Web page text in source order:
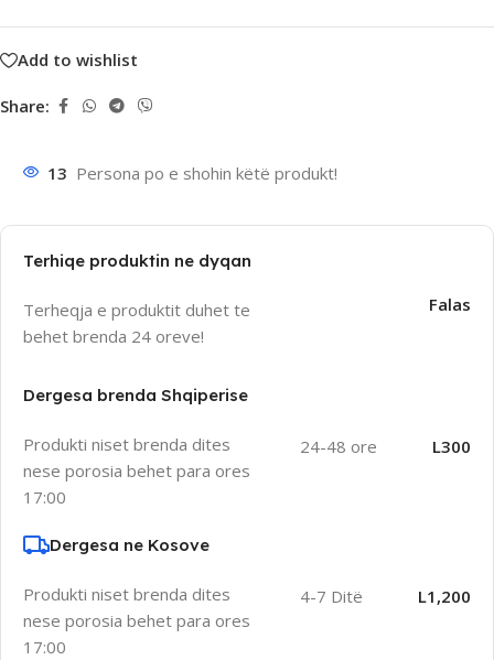
Add to wishlist
Share:
13 Persona po e shohin këtë produkt!
Terhiqe produktin ne dyqan
Terheqja e produktit duhet te
behet brenda 24 oreve!
Falas
Dergesa brenda Shqiperise
Produkti niset brenda dites
nese porosia behet para ores
17:00
24-48 ore L300
Dergesa ne Kosove
Produkti niset brenda dites
nese porosia behet para ores
17:00
4-7 Ditë L1,200